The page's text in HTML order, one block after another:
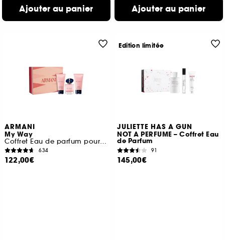
Ajouter au panier Ajouter au panier
ARMANI
My Way
Coffret Eau de parfum pour femme
634
122,00€
JULIETTE HAS A GUN
NOT A PERFUME – Coffret Eau
de Parfum
91
145,00€
Edition limitée